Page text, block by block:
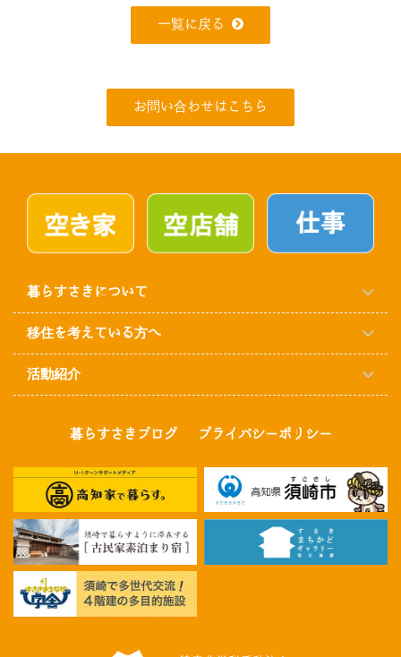
一覧に戻る
お問い合わせはこちら
暮らすさきについて
移住を考えている方へ
活動紹介
暮らすさきブログ プライバシーポリシー